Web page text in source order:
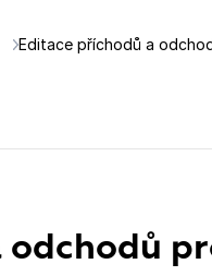
Editace příchodů a
odchodů